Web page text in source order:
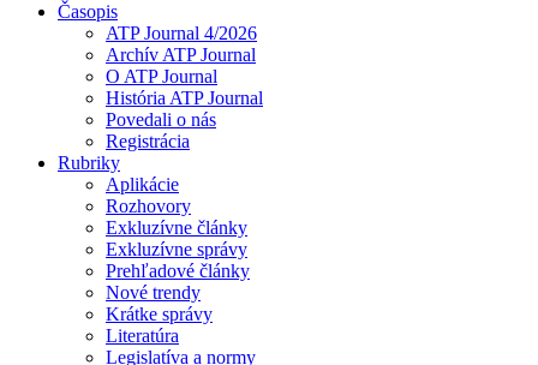
Časopis
ATP Journal 4/2026
Archív ATP Journal
O ATP Journal
História ATP Journal
Povedali o nás
Registrácia
Rubriky
Aplikácie
Rozhovory
Exkluzívne články
Exkluzívne správy
Prehľadové články
Nové trendy
Krátke správy
Literatúra
Legislatíva a normy